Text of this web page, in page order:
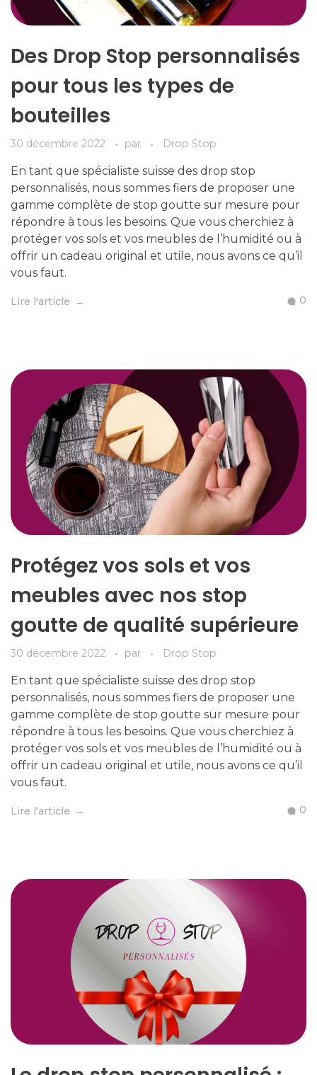
Des Drop Stop personnalisés
pour tous les types de
bouteilles
30 décembre 2022 par Drop Stop
En tant que spécialiste suisse des drop stop
personnalisés, nous sommes fiers de proposer une
gamme complète de stop goutte sur mesure pour
répondre à tous les besoins. Que vous cherchiez à
protéger vos sols et vos meubles de l’humidité ou à
offrir un cadeau original et utile, nous avons ce qu’il
vous faut.
Lire l'article 0
Protégez vos sols et vos
meubles avec nos stop
goutte de qualité supérieure​
30 décembre 2022 par Drop Stop
En tant que spécialiste suisse des drop stop
personnalisés, nous sommes fiers de proposer une
gamme complète de stop goutte sur mesure pour
répondre à tous les besoins. Que vous cherchiez à
protéger vos sols et vos meubles de l’humidité ou à
offrir un cadeau original et utile, nous avons ce qu’il
vous faut.
Lire l'article 0